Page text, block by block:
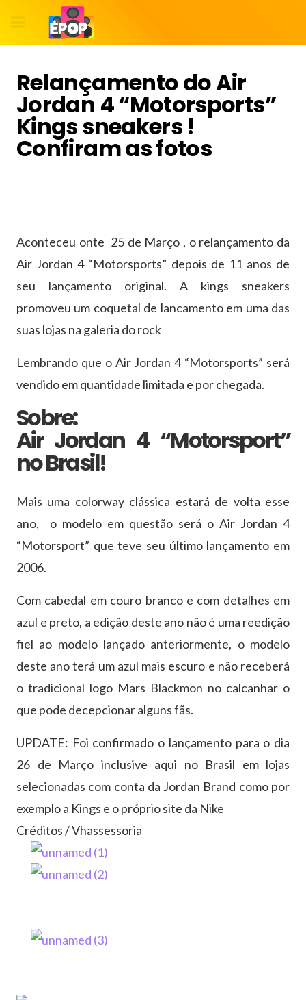
Relançamento do Air
Jordan 4 “Motorsports”
Kings sneakers !
Confiram as fotos
Aconteceu onte 25 de Março , o relançamento da
Air Jordan 4 “Motorsports” depois de 11 anos de
seu lançamento original. A kings sneakers
promoveu um coquetal de lancamento em uma das
suas lojas na galeria do rock
Lembrando que o Air Jordan 4 “Motorsports” será
vendido em quantidade limitada e por chegada.
Sobre:
Air Jordan 4 “Motorsport”
no Brasil!
Mais uma colorway clássica estará de volta esse
ano, o modelo em questão será o Air Jordan 4
“Motorsport” que teve seu último lançamento em
2006.
Com cabedal em couro branco e com detalhes em
azul e preto, a edição deste ano não é uma reedição
fiel ao modelo lançado anteriormente, o modelo
deste ano terá um azul mais escuro e não receberá
o tradicional logo Mars Blackmon no calcanhar o
que pode decepcionar alguns fãs.
UPDATE: Foi confirmado o lançamento para o dia
26 de Março inclusive aqui no Brasil em lojas
selecionadas com conta da Jordan Brand como por
exemplo a Kings e o próprio site da Nike
Créditos / Vhassessoria